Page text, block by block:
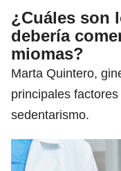
¿Cuáles son
debería
miomas?
Marta Quintero,
principales
sedentarismo.